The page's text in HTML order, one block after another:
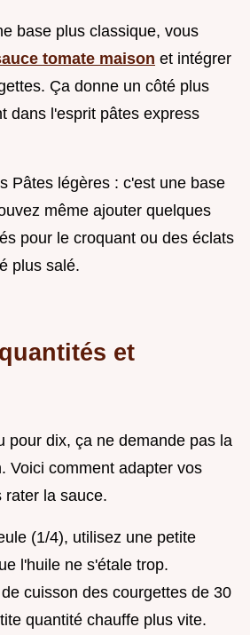
base plus classique, vous
tomate maison et intégrer
Ça donne un côté plus
dans l'esprit pâtes express
Pâtes légères : c'est une base
même ajouter quelques
pour le croquant ou des éclats
plus salé.
et
pour dix, ça ne demande pas la
Voici comment adapter vos
rater la sauce.
(1/4), utilisez une petite
l'huile ne s'étale trop.
cuisson des courgettes de 30
quantité chauffe plus vite.